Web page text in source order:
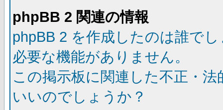
phpBB 2 関連の情報
phpBB 2 を作成したのは誰で
必要な機能がありません。
この掲示板に関連した不正・
いいのでしょうか？